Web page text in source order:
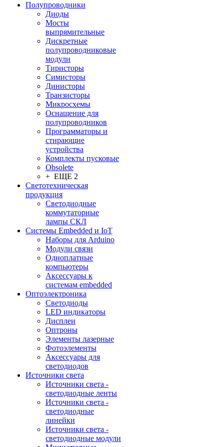
Полупроводники
Диоды
Мосты
выпрямительные
Дискретные
полупроводниковые
модули
Тиристоры
Симисторы
Динисторы
Транзисторы
Микросхемы
Оснащение для
полупроводников
Программаторы и
стирающие
устройства
Комплекты пусковые
Obsolete
+ ЕЩЕ 2
Светотехническая
продукция
Светодиодные
коммутаторные
лампы СКЛ
Системы Embedded и IoT
Наборы для Arduino
Модули связи
Одноплатные
компьютеры
Аксессуары к
системам embedded
Oптоэлектроника
Светодиоды
LED индикаторы
Дисплеи
Оптроны
Элементы лазерные
Фотоэлементы
Аксессуары для
светодиодов
Источники света
Источники света -
светодиодные ленты
Источники света -
светодиодные
линейки
Источники света -
светодиодные модули